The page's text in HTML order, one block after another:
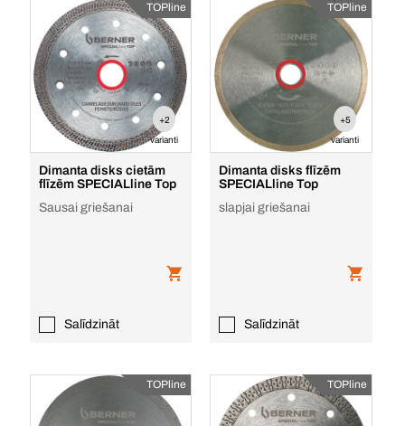
TOPline
+2
varianti
Dimanta disks cietām
flīzēm SPECIALline Top
Sausai griešanai
Salīdzināt
TOPline
+5
varianti
Dimanta disks flīzēm
SPECIALline Top
slapjai griešanai
Salīdzināt
TOPline TOPline